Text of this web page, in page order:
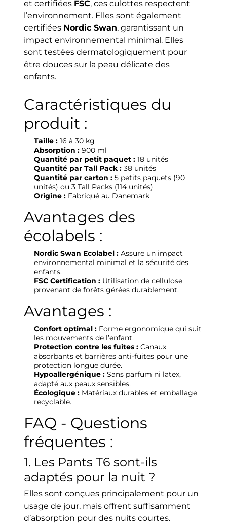
et certifiées FSC, ces culottes respectent
l’environnement. Elles sont également
certifiées Nordic Swan, garantissant un
impact environnemental minimal. Elles
sont testées dermatologiquement pour
être douces sur la peau délicate des
enfants.
Caractéristiques du
produit :
Taille : 16 à 30 kg
Absorption : 900 ml
Quantité par petit paquet : 18 unités
Quantité par Tall Pack : 38 unités
Quantité par carton : 5 petits paquets (90
unités) ou 3 Tall Packs (114 unités)
Origine : Fabriqué au Danemark
Avantages des
écolabels :
Nordic Swan Ecolabel : Assure un impact
environnemental minimal et la sécurité des
enfants.
FSC Certification : Utilisation de cellulose
provenant de forêts gérées durablement.
Avantages :
Confort optimal : Forme ergonomique qui suit
les mouvements de l’enfant.
Protection contre les fuites : Canaux
absorbants et barrières anti-fuites pour une
protection longue durée.
Hypoallergénique : Sans parfum ni latex,
adapté aux peaux sensibles.
Écologique : Matériaux durables et emballage
recyclable.
FAQ - Questions
fréquentes :
1. Les Pants T6 sont-ils
adaptés pour la nuit ?
Elles sont conçues principalement pour un
usage de jour, mais offrent suffisamment
d’absorption pour des nuits courtes.